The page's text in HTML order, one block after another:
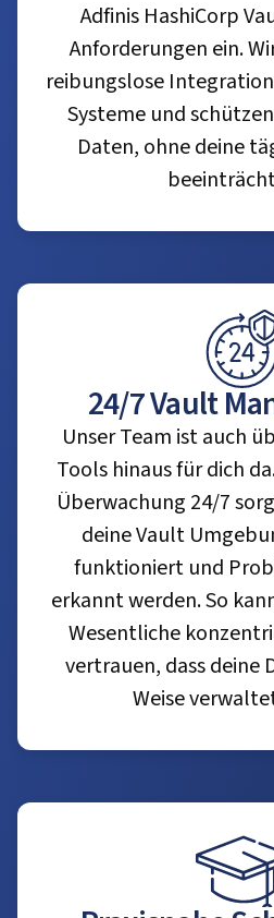
Adfinis HashiCorp
Anforderungen ein.
reibungslose
Systeme und
Daten, ohne deine
24/7 Vault
Unser Team ist auch
Tools hinaus für dich
Überwachung 24/7
deine Vault
funktioniert und
erkannt werden. So
Wesentliche
vertrauen, dass deine
Weise